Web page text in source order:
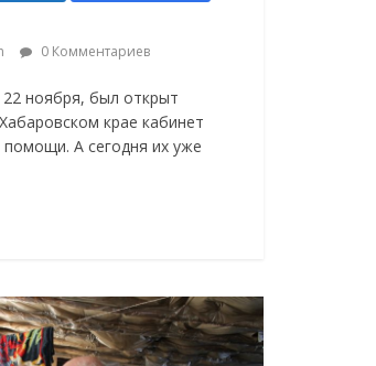
0 Комментариев
ноября, был открыт
крае кабинет
А сегодня их уже